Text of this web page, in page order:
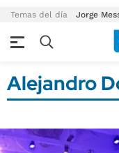
Temas del día Jorge
Alejandro